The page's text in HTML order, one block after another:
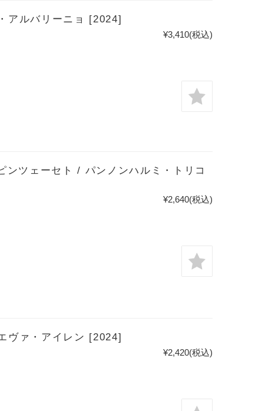
アルバリーニョ [2024]
¥3,410(税込)
ンツェーセト / パンノンハルミ・トリコ
¥2,640(税込)
ヴァ・アイレン [2024]
¥2,420(税込)